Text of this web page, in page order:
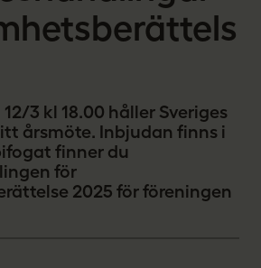
3 kl 18.00 håller Sveriges
årsmöte. Inbjudan finns i
finner du
för
2025 för föreningen